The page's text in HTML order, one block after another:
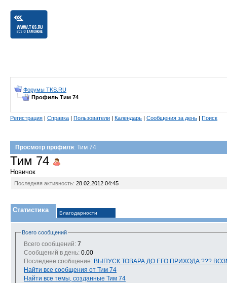
Форумы TKS.RU
Профиль Тим 74
Регистрация | Справка | Пользователи | Календарь | Сообщения за день | Поиск
Просмотр профиля: Тим 74
Тим 74
Новичок
Последняя активность: 28.02.2012 04:45
Статистика Благодарности
Всего сообщений
Всего сообщений: 7
Сообщений в день: 0.00
Последнее сообщение:
ВЫПУСК ТОВАРА ДО ЕГО ПРИХОДА
Найти все сообщения от Тим 74
Найти все темы, созданные Тим 74